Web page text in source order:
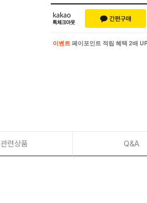
이벤트 페이포인트 적립 혜택 2배
관련상품 Q&A